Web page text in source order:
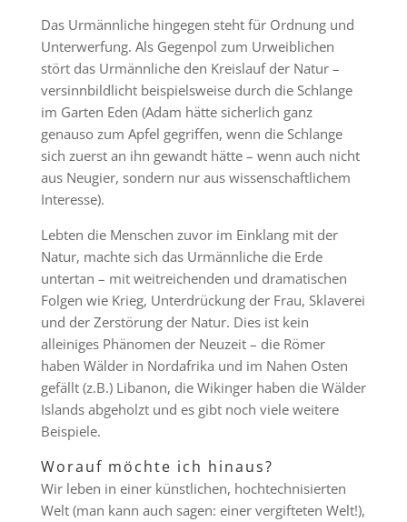
Das Urmännliche hingegen steht für Ordnung und
Unterwerfung. Als Gegenpol zum Urweiblichen
stört das Urmännliche den Kreislauf der Natur –
versinnbildlicht beispielsweise durch die Schlange
im Garten Eden (Adam hätte sicherlich ganz
genauso zum Apfel gegriffen, wenn die Schlange
sich zuerst an ihn gewandt hätte – wenn auch nicht
aus Neugier, sondern nur aus wissenschaftlichem
Interesse).
Lebten die Menschen zuvor im Einklang mit der
Natur, machte sich das Urmännliche die Erde
untertan – mit weitreichenden und dramatischen
Folgen wie Krieg, Unterdrückung der Frau, Sklaverei
und der Zerstörung der Natur. Dies ist kein
alleiniges Phänomen der Neuzeit – die Römer
haben Wälder in Nordafrika und im Nahen Osten
gefällt (z.B.) Libanon, die Wikinger haben die Wälder
Islands abgeholzt und es gibt noch viele weitere
Beispiele.
Worauf möchte ich hinaus?
Wir leben in einer künstlichen, hochtechnisierten
Welt (man kann auch sagen: einer vergifteten Welt!),